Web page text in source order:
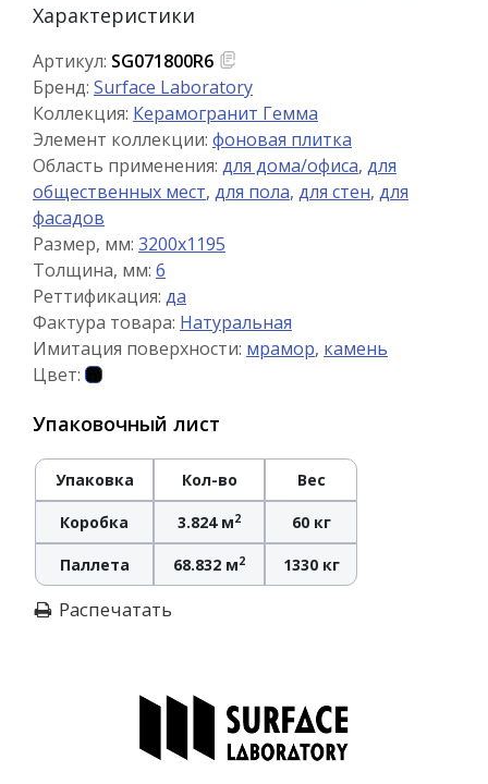
Характеристики
Артикул: SG071800R6
Бренд: Surface Laboratory
Коллекция: Керамогранит Гемма
Элемент коллекции: фоновая плитка
Область применения: для дома/офиса, для
общественных мест, для пола, для стен, для
фасадов
Размер, мм: 3200x1195
Толщина, мм: 6
Реттификация: да
Фактура товара: Натуральная
Имитация поверхности: мрамор, камень
Цвет:
Упаковочный лист
Упаковка Кол-во Вес
Коробка 3.824 м2 60 кг
Паллета 68.832 м2 1330 кг
Распечатать